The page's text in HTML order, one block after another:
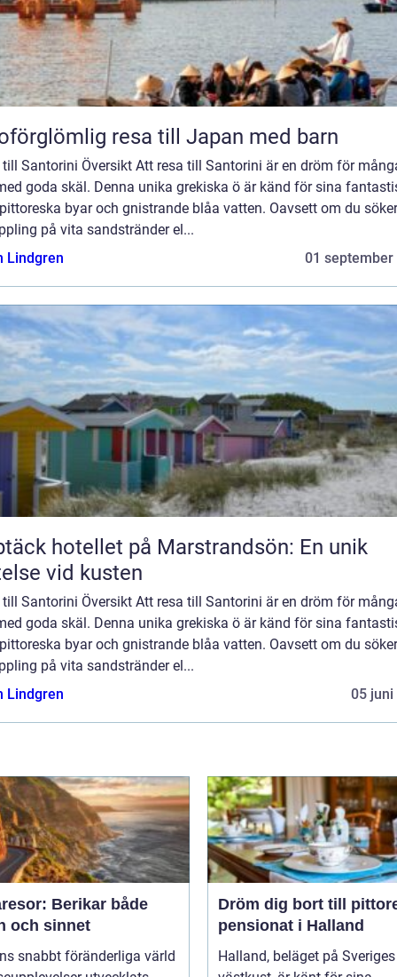
resa till Japan med barn
till Santorini Översikt Att resa till Santorini är en dröm för
goda skäl. Denna unika grekiska ö är känd för sina
byar och gnistrande blåa vatten. Oavsett om du söker
på vita sandstränder el...
Lindgren
01 september
hotellet på Marstrandsön: En unik
vid kusten
till Santorini Översikt Att resa till Santorini är en dröm för
goda skäl. Denna unika grekiska ö är känd för sina
byar och gnistrande blåa vatten. Oavsett om du söker
på vita sandstränder el...
Lindgren
05 juni
Berikar både
och sinnet
snabbt föränderliga värld
Dröm dig bort till
pensionat i Halland
Halland, beläget på Sveriges